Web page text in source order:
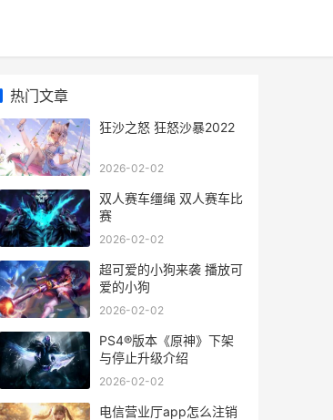
热门文章
狂沙之怒 狂怒沙暴2022
2026-02-02
双人赛车缰绳 双人赛车比
赛
2026-02-02
超可爱的小狗来袭 播放可
爱的小狗
2026-02-02
PS4®版本《原神》下架
与停止升级介绍
2026-02-02
电信营业厅app怎么注销